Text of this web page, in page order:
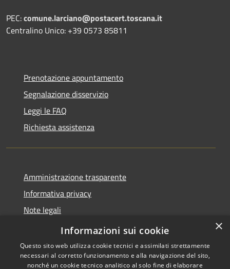
PEC:comune.larciano@postacert.toscana.it
Centralino Unico: +39 0573 85811
Prenotazione appuntamento
Segnalazione disservizio
Leggi le FAQ
Richiesta assistenza
Amministrazione trasparente
Informativa privacy
Note legali
Dichiarazione di accessibilità
×
Informazioni sui cookie
Questo sito web utilizza cookie tecnici e assimilati strettamente
necessari al corretto funzionamento e alla navigazione del sito,
nonché un cookie tecnico analitico al solo fine di elaborare